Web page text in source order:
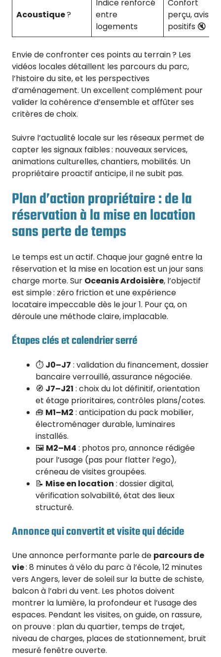
Acoustique?
Indice renforcé
entre
logements
Confort
perçu, avis
positifs 🔇
Envie de confronter ces points au terrain ? Les
vidéos locales détaillent les parcours du parc,
l’histoire du site, et les perspectives
d’aménagement. Un excellent complément pour
valider la cohérence d’ensemble et affûter ses
critères de choix.
Suivre l’actualité locale sur les réseaux permet de
capter les signaux faibles : nouveaux services,
animations culturelles, chantiers, mobilités. Un
propriétaire proactif anticipe, il ne subit pas.
Plan d’action propriétaire : de la
réservation à la mise en location
sans perte de temps
Le temps est un actif. Chaque jour gagné entre la
réservation et la mise en location est un jour sans
charge morte. Sur Oceanis Ardoisière, l’objectif
est simple : zéro friction et une expérience
locataire impeccable dès le jour 1. Pour ça, on
déroule une méthode claire, implacable.
Étapes clés et calendrier serré
⏱️ J0–J7 : validation du financement, dossier
bancaire verrouillé, assurance négociée.
🧭 J7–J21 : choix du lot définitif, orientation
et étage prioritaires, contrôles plans/cotes.
🧰 M1–M2 : anticipation du pack mobilier,
électroménager durable, luminaires
installés.
🖼️ M2–M4 : photos pro, annonce rédigée
pour l’usage (pas pour flatter l’ego),
créneau de visites groupées.
📝 Mise en location : dossier digital,
vérification solvabilité, état des lieux
structuré.
Annonce qui convertit et visite qui décide
Une annonce performante parle de parcours de
vie: 8 minutes à vélo du parc à l’école, 12 minutes
vers Angers, lever de soleil sur la butte de schiste,
balcon à l’abri du vent. Les photos doivent
montrer la lumière, la profondeur et l’usage des
espaces. Pendant les visites, on guide, on rassure,
on prouve : plan du quartier, temps de trajet,
niveau de charges, places de stationnement, bruit
mesuré fenêtre ouverte.